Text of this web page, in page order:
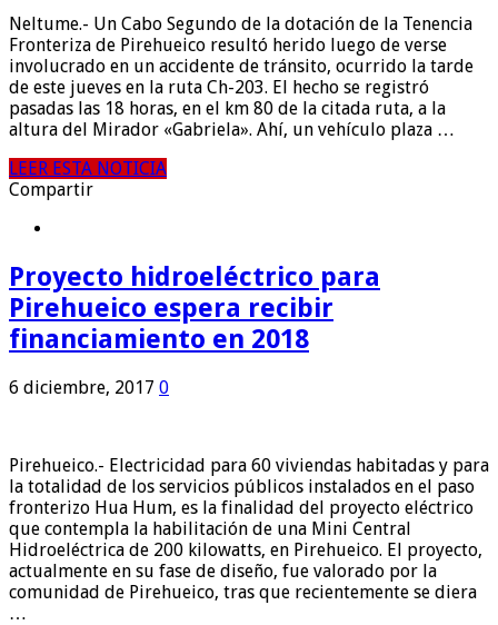
Neltume.- Un Cabo Segundo de la dotación de la Tenencia
Fronteriza de Pirehueico resultó herido luego de verse
involucrado en un accidente de tránsito, ocurrido la tarde
de este jueves en la ruta Ch-203. El hecho se registró
pasadas las 18 horas, en el km 80 de la citada ruta, a la
altura del Mirador «Gabriela». Ahí, un vehículo plaza …
LEER ESTA NOTICIA
Compartir
Proyecto hidroeléctrico para
Pirehueico espera recibir
financiamiento en 2018
6 diciembre, 2017 0
Pirehueico.- Electricidad para 60 viviendas habitadas y para
la totalidad de los servicios públicos instalados en el paso
fronterizo Hua Hum, es la finalidad del proyecto eléctrico
que contempla la habilitación de una Mini Central
Hidroeléctrica de 200 kilowatts, en Pirehueico. El proyecto,
actualmente en su fase de diseño, fue valorado por la
comunidad de Pirehueico, tras que recientemente se diera
…